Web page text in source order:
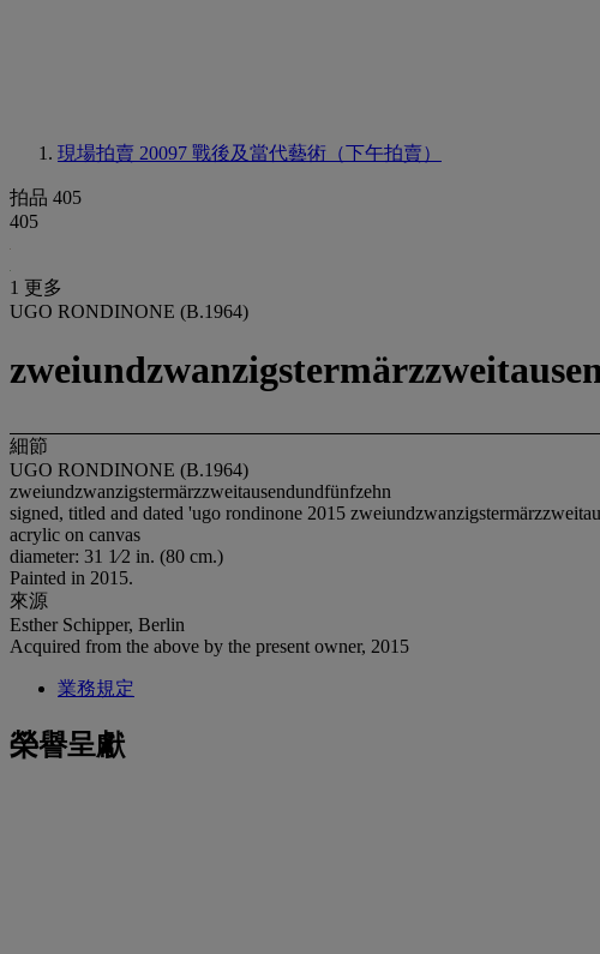
現場拍賣 20097 戰後及當代藝術（下午拍賣）
拍品 405
405
1 更多
UGO RONDINONE (B.1964)
細節
UGO RONDINONE (B.1964)
zweiundzwanzigstermärzzweitausendundfünfzehn
signed, titled and dated 'ugo rondinone 2015
acrylic on canvas
diameter: 31 1⁄2 in. (80 cm.)
Painted in 2015.
來源
Esther Schipper, Berlin
Acquired from the above by the present owner, 2015
業務規定
榮譽呈獻